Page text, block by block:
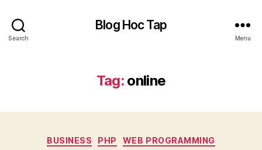
Search
Blog Hoc Tap
Menu
Tag: online
Categories
BUSINESS PHP WEB PROGRAMMING